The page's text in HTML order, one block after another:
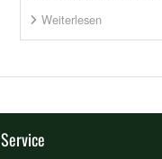
Weiterlesen
Service